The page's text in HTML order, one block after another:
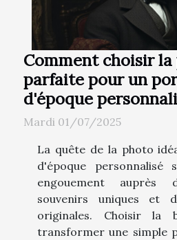
Comment choisir
parfaite pour un
d'époque
Mardi 01/07/2025
La quête de la photo
d'époque personnalisé
engouement auprès
souvenirs uniques et
originales. Choisir la
transformer une simple